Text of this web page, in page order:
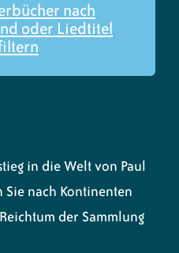
nach
oder Liedtitel
in die Welt von Paul
nach Kontinenten
der Sammlung